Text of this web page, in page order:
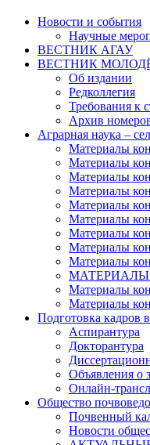
Новости и события
Научные
ВЕСТНИК АГАУ
ВЕСТНИК
Об издании
Редколлегия
Требования к
Архив
Аграрная наука –
Материалы
Материалы
Материалы
Материалы
Материалы
Материалы
Материалы
Материалы
Материалы
МАТЕРИАЛЫ
Материалы
Материалы
Подготовка кадров
Аспирантура
Докторантура
Объявления о
Онлайн-
Общество
Почвенный
Новости